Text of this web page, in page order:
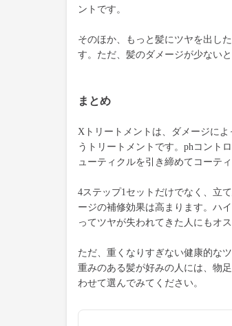
ントです。
そのほか、もっと髪にツヤを出し
す。ただ、髪のダメージが少ない
まとめ
Xトリートメントは、ダメージに
うトリートメントです。phコント
ューティクルを引き締めてコーティ
4ステップ1セットだけでなく、立
ージの補修効果は高まります。ハ
ってツヤが失われてきた人にもオス
ただ、重くなりすぎない健康的な
重みのある髪が好みの人には、物
わせて選んでみてください。